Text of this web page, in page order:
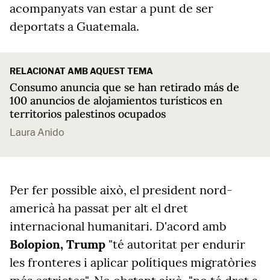
acompanyats van estar a punt de ser
deportats a Guatemala.
RELACIONAT AMB AQUEST TEMA
Consumo anuncia que se han retirado más de
100 anuncios de alojamientos turísticos en
territorios palestinos ocupados
Laura Anido
Per fer possible això, el president nord-
americà ha passat per alt el dret
internacional humanitari. D'acord amb
Bolopion, Trump "té autoritat per endurir
les fronteres i aplicar polítiques migratòries